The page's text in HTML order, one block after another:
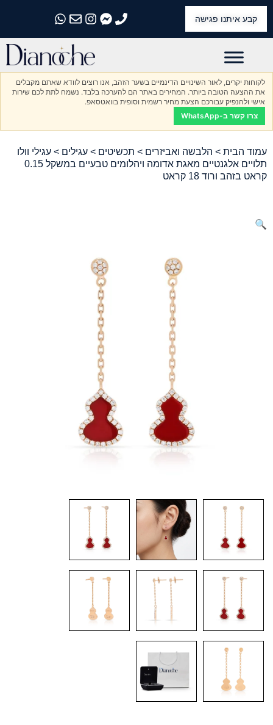
קבע איתנו פגישה
התקשרו אלינו
התקשרו אלינו
התקשרו אלינו
התקשרו אלינו
התקשרו אלינו
לקוחות יקרים, לאור השינויים הדינמיים בשער הזהב, אנו רוצים לוודא שאתם מקבלים
את ההצעה הטובה ביותר. המחירים באתר הם להערכה בלבד. נשמח לתת לכם שירות
אישי ולהנפיק עבורכם הצעת מחיר רשמית וסופית בוואטסאפ.
צרו קשר ב-WhatsApp
עמוד הבית > הלבשה ואביזרים > תכשיטים > עגילים > עגילי וולו
תלויים אלגנטיים מאגת אדומה ויהלומים טבעיים במשקל 0.15
קראט בזהב ורוד 18 קראט
🔍